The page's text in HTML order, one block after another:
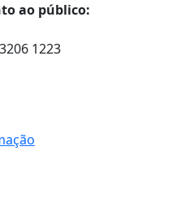
ao público:
1223